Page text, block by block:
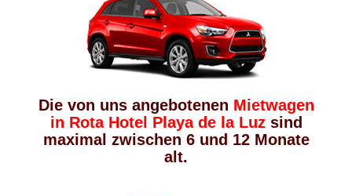
Die von uns angebotenen Mietwagen
in Rota Hotel Playa de la Luzsind
maximal zwischen 6 und 12 Monate
alt.